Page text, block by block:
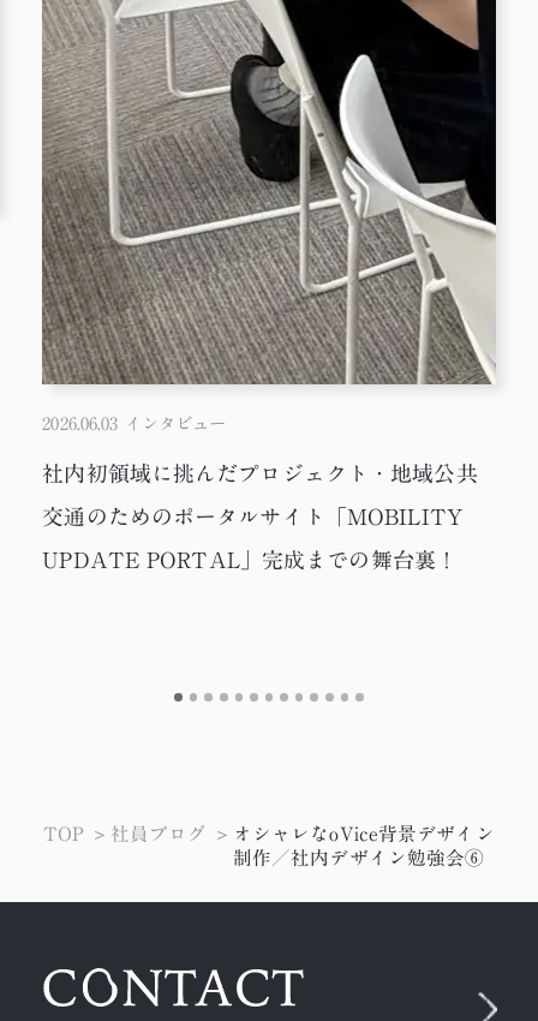
2026.06.03 インタビュー
社内初領域に挑んだプロジェクト・地域公共
交通のためのポータルサイト「MOBILITY
UPDATE PORTAL」完成までの舞台裏！
TOP 社員ブログ
オシャレなoVice背景デザイン
制作／社内デザイン勉強会⑥